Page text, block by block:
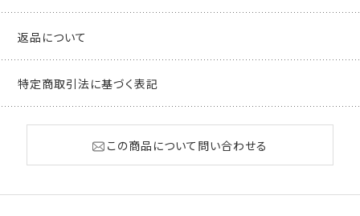
返品について
特定商取引法に基づく表記
この商品について問い合わせる